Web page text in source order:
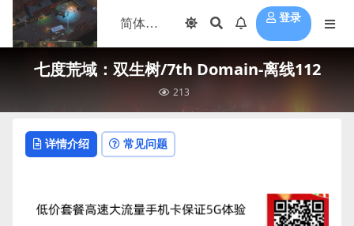
登录
七度荒域：双生树/7th Domain-离线112
213
详情介绍 常见问题